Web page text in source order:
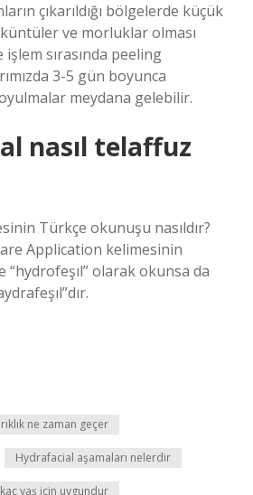
çıkarıldığı bölgelerde küçük
ve morluklar olması
sırasında peeling
3-5 gün boyunca
meydana gelebilir.
nasıl telaffuz
Türkçe okunuşu nasıldır?
Application kelimesinin
“hydrofeşıl” olarak okunsa da
ne zaman geçer
Hydrafacial aşamaları nelerdir
yaş için uygundur